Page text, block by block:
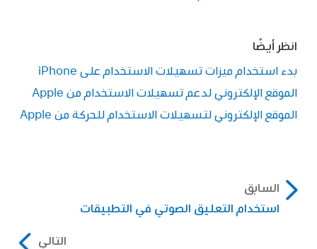
انظر أيضًا
بدء استخدام ميزات تسهيلات الاستخدام على iPhone
الموقع الإلكتروني لدعم تسهيلات الاستخدام من Apple
الموقع الإلكتروني لتسهيلات الاستخدام للحركة من Apple
السابق
استخدام التعليق الصوتي في التطبيقات
التالي